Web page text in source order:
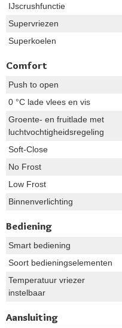
IJscrushfunctie
Supervriezen
Superkoelen
Comfort
Push to open
0 °C lade vlees en vis
Groente- en fruitlade met
luchtvochtigheidsregeling
Soft-Close
No Frost
Low Frost
Binnenverlichting
Bediening
Smart bediening
Soort bedieningselementen
Temperatuur vriezer
instelbaar
Aansluiting